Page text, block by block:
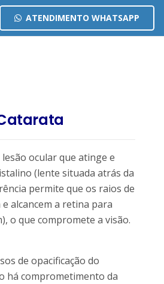
ATENDIMENTO WHATSAPP
ocular que atinge e
(lente situada atrás da
permite que os raios de
alcancem a retina para
o que compromete a visão.
de opacificação do
há comprometimento da